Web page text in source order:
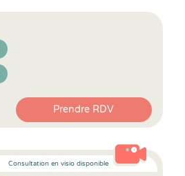
Prendre RDV
Consultation en visio disponible